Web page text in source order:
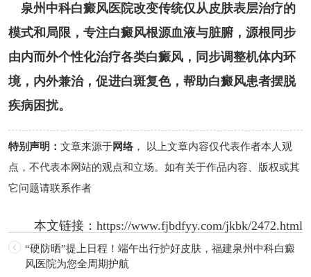
泉州中科白癜风医院改变传统仅从皮肤表层治疗的
模式和局限，专注白癜风根源血液与脏腑，源根同步
由内而外个性化治疗各类白癜风，同步调整机体内环
境，内外兼治，促进白斑复色，帮助白癜风患者摆脱
疾病困扰。
特别声明： 文章来源于网络， 以上文章内容仅代表作者本人观
点，不代表本网站的观点和立场。如有关于作品内容、版权或其
它问题请联系作者
本文链接：https://www.fjbdfyy.com/jkbk/2472.html
“硬防晒”提上日程！端午出行护好皮肤，福建泉州中科白癜
风医院为您全周期护航